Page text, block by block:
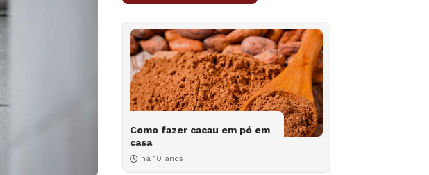
Como fazer cacau em pó em
casa
há 10 anos